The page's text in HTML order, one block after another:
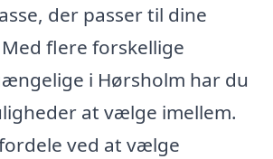
der passer til dine
flere forskellige
i Hørsholm har du
at vælge imellem.
ved at vælge